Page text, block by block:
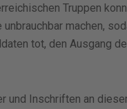
Truppen
machen,
tot, den Ausgang
und Inschriften an